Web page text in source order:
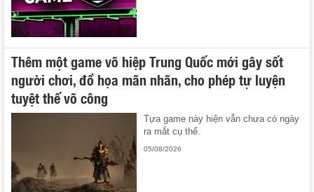
Thêm một game võ hiệp Trung Quốc mới gây sốt
người chơi, đồ họa mãn nhãn, cho phép tự luyện
tuyệt thế võ công
Tựa game này hiện vẫn chưa có ngày
ra mắt cụ thể.
05/08/2026